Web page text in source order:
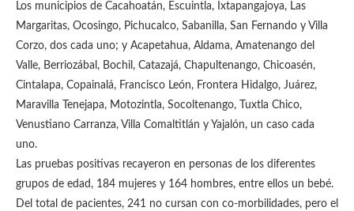
Los municipios de Cacahoatán, Escuintla, Ixtapangajoya, Las
Margaritas, Ocosingo, Pichucalco, Sabanilla, San Fernando y Villa
Corzo, dos cada uno; y Acapetahua, Aldama, Amatenango del
Valle, Berriozábal, Bochil, Catazajá, Chapultenango, Chicoasén,
Cintalapa, Copainalá, Francisco León, Frontera Hidalgo, Juárez,
Maravilla Tenejapa, Motozintla, Socoltenango, Tuxtla Chico,
Venustiano Carranza, Villa Comaltitlán y Yajalón, un caso cada
uno.
Las pruebas positivas recayeron en personas de los diferentes
grupos de edad, 184 mujeres y 164 hombres, entre ellos un bebé.
Del total de pacientes, 241 no cursan con co-morbilidades, pero el